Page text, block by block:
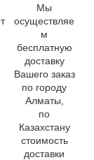
Мы
осуществляе
м
бесплатную
доставку
Вашего заказ
по городу
Алматы,
по
Казахстану
стоимость
доставки